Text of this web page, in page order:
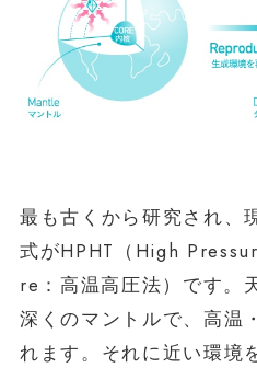
最も古くから研究され、
式がHPHT（High
re：高温高圧法）です。
深くのマントルで、高温
れます。それに近い環境